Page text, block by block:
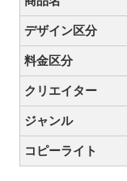
デザイン区分
料金区分
クリエイター
ジャンル
コピーライト